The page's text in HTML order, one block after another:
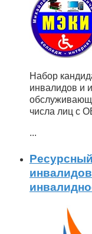
Набор
инвалидов и
числа лиц с
...